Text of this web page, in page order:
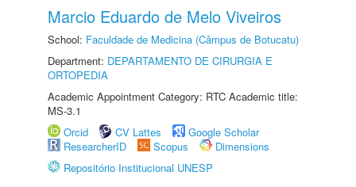
Marcio Eduardo de Melo Viveiros
School: Faculdade de Medicina (Câmpus de Botucatu)
Department: DEPARTAMENTO DE CIRURGIA E
ORTOPEDIA
Academic Appointment Category: RTC Academic title:
MS-3.1
Orcid
CV Lattes
Google Scholar
ResearcherID
Scopus
Dimensions
Repositório Institucional UNESP